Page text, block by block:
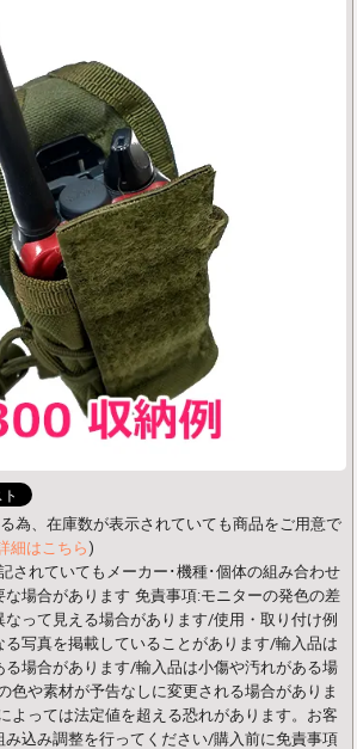
為、在庫数が表示されていても商品をご用意で
細はこちら)
されていてもメーカー･機種･個体の組み合わせ
な場合があります 免責事項:モニターの発色の差
って見える場合があります/使用・取り付け例
る写真を掲載していることがあります/輸入品は
場合があります/輸入品は小傷や汚れがある場
色や素材が予告なしに変更される場合がありま
よっては法定値を超える恐れがあります。お客
込み調整を行ってください/購入前に免責事項